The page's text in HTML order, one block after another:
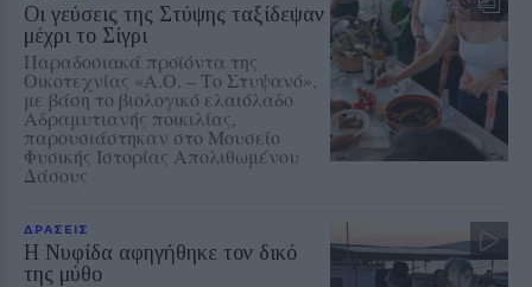
Οι γεύσεις της Στύψης ταξίδεψαν
μέχρι το Σίγρι
Παραδοσιακά προϊόντα της
Οικοτεχνίας «Α.Ο. – Το Στυψανό»,
με βάση το βιολογικό ελαιόλαδο
Αδραμυτιανής ποικιλίας,
παρουσιάστηκαν στο Μουσείο
Φυσικής Ιστορίας Απολιθωμένου
Δάσους
ΔΡΑΣΕΙΣ
Η Νυφίδα αφηγήθηκε τον δικό
της μύθο